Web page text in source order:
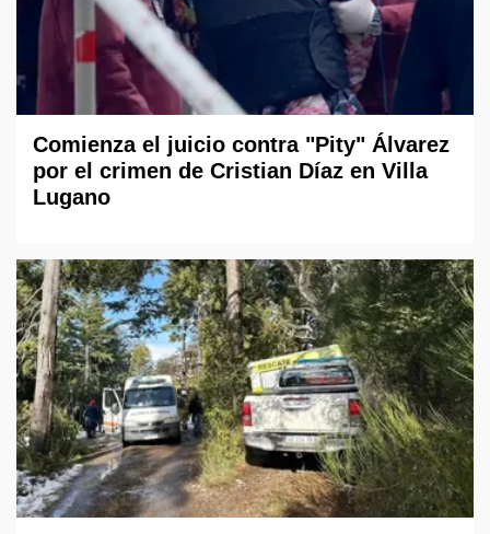
Comienza el juicio contra "Pity" Álvarez
por el crimen de Cristian Díaz en Villa
Lugano